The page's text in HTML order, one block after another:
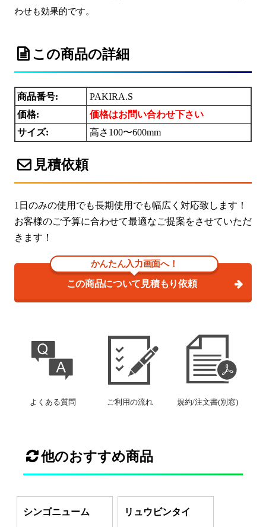
わせも効果的です。
この商品の詳細
商品番号:
PAKIRA.S
価格:
価格はお問い合わせ下さい
サイズ:
高さ100〜600mm
見積依頼
1日のみの使用でも長期使用でも幅広く対応致します！
お客様のご予算に合わせて最適なご提案をさせていただ
きます！
かんたん入力画面へ！
この商品について見積もり依頼
よくある質問 ご利用の流れ 規約/注文書(別窓)
他のおすすめ商品
シンゴニューム リュウビンタイ